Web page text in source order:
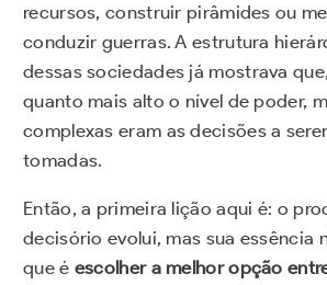
recursos, construir pirâmides ou
conduzir guerras. A estrutura
dessas sociedades já mostrava que,
quanto mais alto o nível de poder,
complexas eram as decisões a
tomadas.
Então, a primeira lição aqui é: o
decisório evolui, mas sua essência
que é escolher a melhor opção